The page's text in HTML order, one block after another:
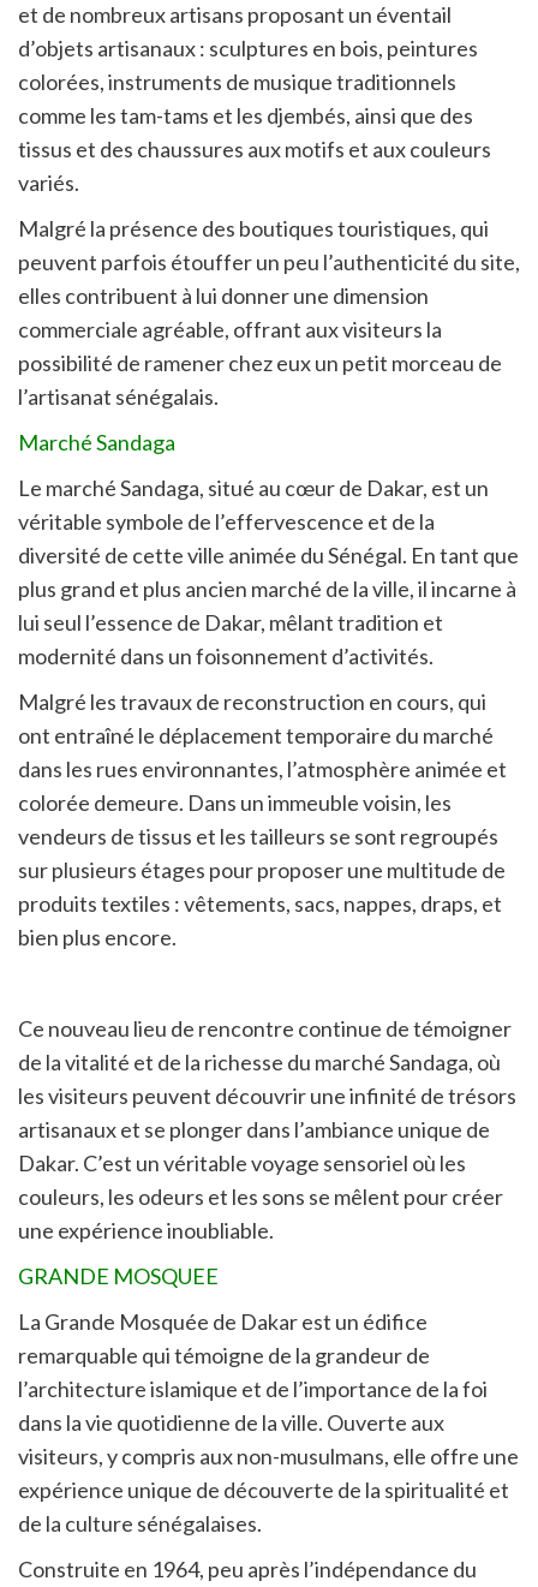
et de nombreux artisans proposant un éventail
d’objets artisanaux : sculptures en bois, peintures
colorées, instruments de musique traditionnels
comme les tam-tams et les djembés, ainsi que des
tissus et des chaussures aux motifs et aux couleurs
variés.
Malgré la présence des boutiques touristiques, qui
peuvent parfois étouffer un peu l’authenticité du site,
elles contribuent à lui donner une dimension
commerciale agréable, offrant aux visiteurs la
possibilité de ramener chez eux un petit morceau de
l’artisanat sénégalais.
Marché Sandaga
Le marché Sandaga, situé au cœur de Dakar, est un
véritable symbole de l’effervescence et de la
diversité de cette ville animée du Sénégal. En tant que
plus grand et plus ancien marché de la ville, il incarne à
lui seul l’essence de Dakar, mêlant tradition et
modernité dans un foisonnement d’activités.
Malgré les travaux de reconstruction en cours, qui
ont entraîné le déplacement temporaire du marché
dans les rues environnantes, l’atmosphère animée et
colorée demeure. Dans un immeuble voisin, les
vendeurs de tissus et les tailleurs se sont regroupés
sur plusieurs étages pour proposer une multitude de
produits textiles : vêtements, sacs, nappes, draps, et
bien plus encore.
Ce nouveau lieu de rencontre continue de témoigner
de la vitalité et de la richesse du marché Sandaga, où
les visiteurs peuvent découvrir une infinité de trésors
artisanaux et se plonger dans l’ambiance unique de
Dakar. C’est un véritable voyage sensoriel où les
couleurs, les odeurs et les sons se mêlent pour créer
une expérience inoubliable.
GRANDE MOSQUEE
La Grande Mosquée de Dakar est un édifice
remarquable qui témoigne de la grandeur de
l’architecture islamique et de l’importance de la foi
dans la vie quotidienne de la ville. Ouverte aux
visiteurs, y compris aux non-musulmans, elle offre une
expérience unique de découverte de la spiritualité et
de la culture sénégalaises.
Construite en 1964, peu après l’indépendance du